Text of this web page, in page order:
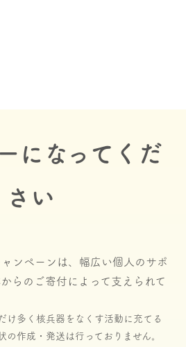
になってくだ
さい
ンペーンは、幅広い個人のサポ
らのご寄付によって支えられて
け多く核兵器をなくす活動に充てる
の作成・発送は行っておりません。